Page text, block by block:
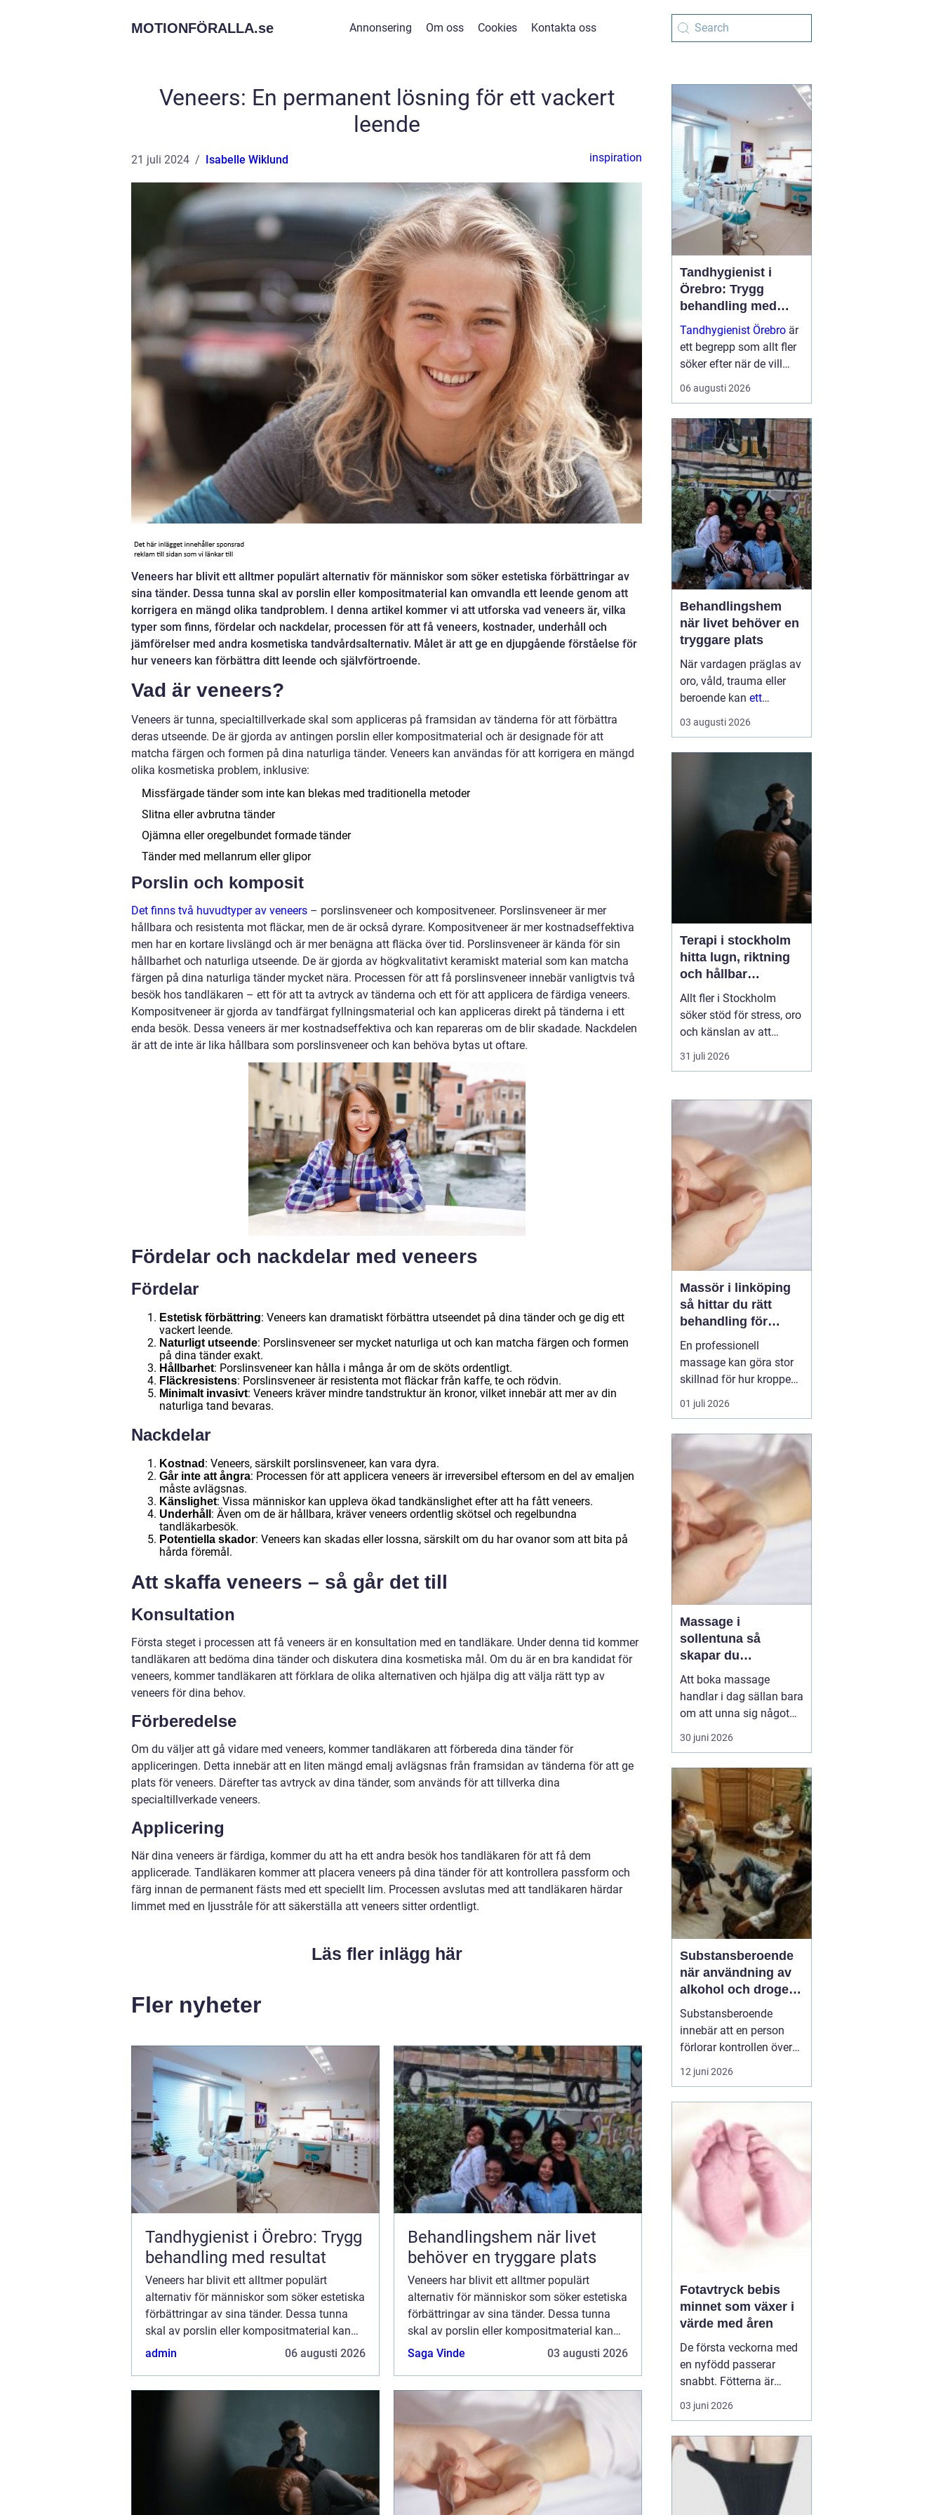
MOTIONFÖRALLA.se Annonsering Om oss Cookies Kontakta oss
Veneers: En permanent lösning för ett vackert
leende
21 juli 2024 Isabelle Wiklund inspiration
Veneers har blivit ett alltmer populärt alternativ för människor som söker estetiska förbättringar av
sina tänder. Dessa tunna skal av porslin eller kompositmaterial kan omvandla ett leende genom att
korrigera en mängd olika tandproblem. I denna artikel kommer vi att utforska vad veneers är, vilka
typer som finns, fördelar och nackdelar, processen för att få veneers, kostnader, underhåll och
jämförelser med andra kosmetiska tandvårdsalternativ. Målet är att ge en djupgående förståelse för
hur veneers kan förbättra ditt leende och självförtroende.
Vad är veneers?
Veneers är tunna, specialtillverkade skal som appliceras på framsidan av tänderna för att förbättra
deras utseende. De är gjorda av antingen porslin eller kompositmaterial och är designade för att
matcha färgen och formen på dina naturliga tänder. Veneers kan användas för att korrigera en mängd
olika kosmetiska problem, inklusive:
Missfärgade tänder som inte kan blekas med traditionella metoder
Slitna eller avbrutna tänder
Ojämna eller oregelbundet formade tänder
Tänder med mellanrum eller glipor
Porslin och komposit
Det finns två huvudtyper av veneers – porslinsveneer och kompositveneer. Porslinsveneer är mer
hållbara och resistenta mot fläckar, men de är också dyrare. Kompositveneer är mer kostnadseffektiva
men har en kortare livslängd och är mer benägna att fläcka över tid. Porslinsveneer är kända för sin
hållbarhet och naturliga utseende. De är gjorda av högkvalitativt keramiskt material som kan matcha
färgen på dina naturliga tänder mycket nära. Processen för att få porslinsveneer innebär vanligtvis två
besök hos tandläkaren – ett för att ta avtryck av tänderna och ett för att applicera de färdiga veneers.
Kompositveneer är gjorda av tandfärgat fyllningsmaterial och kan appliceras direkt på tänderna i ett
enda besök. Dessa veneers är mer kostnadseffektiva och kan repareras om de blir skadade. Nackdelen
är att de inte är lika hållbara som porslinsveneer och kan behöva bytas ut oftare.
Fördelar och nackdelar med veneers
Fördelar
Estetisk förbättring: Veneers kan dramatiskt förbättra utseendet på dina tänder och ge dig ett
vackert leende.
Naturligt utseende: Porslinsveneer ser mycket naturliga ut och kan matcha färgen och formen
på dina tänder exakt.
Hållbarhet: Porslinsveneer kan hålla i många år om de sköts ordentligt.
Fläckresistens: Porslinsveneer är resistenta mot fläckar från kaffe, te och rödvin.
Minimalt invasivt: Veneers kräver mindre tandstruktur än kronor, vilket innebär att mer av din
naturliga tand bevaras.
Nackdelar
Kostnad : Veneers, särskilt porslinsveneer, kan vara dyra.
Går inte att ångra: Processen för att applicera veneers är irreversibel eftersom en del av emaljen
måste avlägsnas.
Känslighet: Vissa människor kan uppleva ökad tandkänslighet efter att ha fått veneers.
Underhåll : Även om de är hållbara, kräver veneers ordentlig skötsel och regelbundna
tandläkarbesök.
Potentiella skador: Veneers kan skadas eller lossna, särskilt om du har ovanor som att bita på
hårda föremål.
Att skaffa veneers – så går det till
Konsultation
Första steget i processen att få veneers är en konsultation med en tandläkare. Under denna tid kommer
tandläkaren att bedöma dina tänder och diskutera dina kosmetiska mål. Om du är en bra kandidat för
veneers, kommer tandläkaren att förklara de olika alternativen och hjälpa dig att välja rätt typ av
veneers för dina behov.
Förberedelse
Om du väljer att gå vidare med veneers, kommer tandläkaren att förbereda dina tänder för
appliceringen. Detta innebär att en liten mängd emalj avlägsnas från framsidan av tänderna för att ge
plats för veneers. Därefter tas avtryck av dina tänder, som används för att tillverka dina
specialtillverkade veneers.
Applicering
När dina veneers är färdiga, kommer du att ha ett andra besök hos tandläkaren för att få dem
applicerade. Tandläkaren kommer att placera veneers på dina tänder för att kontrollera passform och
färg innan de permanent fästs med ett speciellt lim. Processen avslutas med att tandläkaren härdar
limmet med en ljusstråle för att säkerställa att veneers sitter ordentligt.
Läs fler inlägg här
Fler nyheter
Tandhygienist i Örebro: Trygg
behandling med resultat
Veneers har blivit ett alltmer populärt
alternativ för människor som söker estetiska
förbättringar av sina tänder. Dessa tunna
skal av porslin eller kompositmaterial kan
omvandla ett leende genom att korrigera en
admin 06 augusti 2026
Behandlingshem när livet
behöver en tryggare plats
Veneers har blivit ett alltmer populärt
alternativ för människor som söker estetiska
förbättringar av sina tänder. Dessa tunna
skal av porslin eller kompositmaterial kan
omvandla ett leende genom att korrigera en
Saga Vinde 03 augusti 2026
Tandhygienist i
Örebro: Trygg
behandling med
resultat
Tandhygienist Örebro är
ett begrepp som allt fler
söker efter när de vill
fräscha upp sitt
utseende utan kirurgi.
ge mer ...
06 augusti 2026
Behandlingshem
när livet behöver en
tryggare plats
När vardagen präglas av
oro, våld, trauma eller
beroende kan ett
Behandlingshem bli
trygga punkt som
bara om att få tak över
huvudet, utan om att få
skydd, professi...
03 augusti 2026
Terapi i stockholm
hitta lugn, riktning
och hållbar
förändring
Allt fler i Stockholm
söker stöd för stress, oro
och känslan av att
vardagen skenar. Många
har testat att vila mer,
men märker att det inte
räcker. Terapi blir då en
plats där någon lyssnar
på djupet, ställer rätt
frågor och h...
31 juli 2026
Massör i linköping
så hittar du rätt
behandling för
kropp och hälsa
En professionell
massage kan göra stor
skillnad för hur kroppen
känns i vardagen.
Många i Linköping söker
värken blir för stor eller
när stressnivån är
ohållbar. Men massage
kan vara lika mycket
förebyggande som
behandlande. Med rät...
01 juli 2026
Massage i
sollentuna så
skapar du
återhämtning i
vardagen
Att boka massage
handlar i dag sällan bara
om att unna sig något
skönt. Allt fler i
Sollentuna söker
värk, sömnproblem och
långvarig trötthet. Rätt
typ av massage kan
hjälpa både kroppen och
hjärnan att varva ner,
lindra smärta...
30 juni 2026
Substansberoende
när användning av
alkohol och droger
tar över vardagen
Substansberoende
innebär att en person
förlorar kontrollen över
sin konsumtion av
alkohol, läkemedel eller
användning och
återhämtning. Relationer,
arbete, hälsa och
självkänsla påverkas
steg för steg, ofta...
12 juni 2026
Fotavtryck bebis
minnet som växer i
värde med åren
De första veckorna med
en nyfödd passerar
snabbt. Fötterna är
pyttesmå, huden är mjuk
och varje liten rynka
föräldrar vill fånga den
här tiden på ett sätt som
håller längre än
mobilbilder. Ett
fotavt...
03 juni 2026